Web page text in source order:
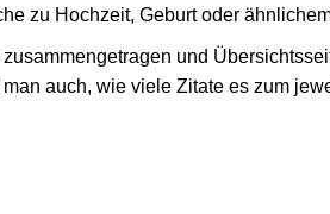
zu Hochzeit, Geburt oder
und
auch, wie viele Zitate es zum